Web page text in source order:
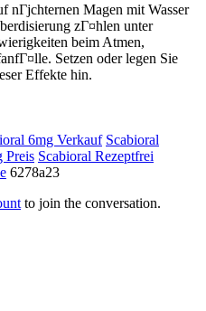
nГјchternen Magen mit Wasser
zГ¤hlen unter
beim Atmen,
Setzen oder legen Sie
Effekte hin.
6mg Verkauf Scabioral
Preis Scabioral Rezeptfrei
6278a23
to join the conversation.